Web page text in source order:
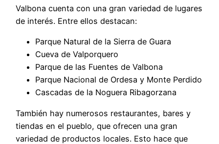
Valbona cuenta con una gran variedad de lugares
de interés. Entre ellos destacan:
Parque Natural de la Sierra de Guara
Cueva de Valporquero
Parque de las Fuentes de Valbona
Parque Nacional de Ordesa y Monte Perdido
Cascadas de la Noguera Ribagorzana
También hay numerosos restaurantes, bares y
tiendas en el pueblo, que ofrecen una gran
variedad de productos locales. Esto hace que